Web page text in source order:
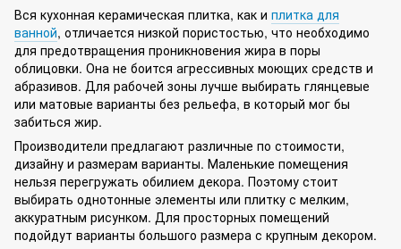
Вся кухонная керамическая плитка, как и плитка для
ванной, отличается низкой пористостью, что необходимо
для предотвращения проникновения жира в поры
облицовки. Она не боится агрессивных моющих средств и
абразивов. Для рабочей зоны лучше выбирать глянцевые
или матовые варианты без рельефа, в который мог бы
забиться жир.
Производители предлагают различные по стоимости,
дизайну и размерам варианты. Маленькие помещения
нельзя перегружать обилием декора. Поэтому стоит
выбирать однотонные элементы или плитку с мелким,
аккуратным рисунком. Для просторных помещений
подойдут варианты большого размера с крупным декором.